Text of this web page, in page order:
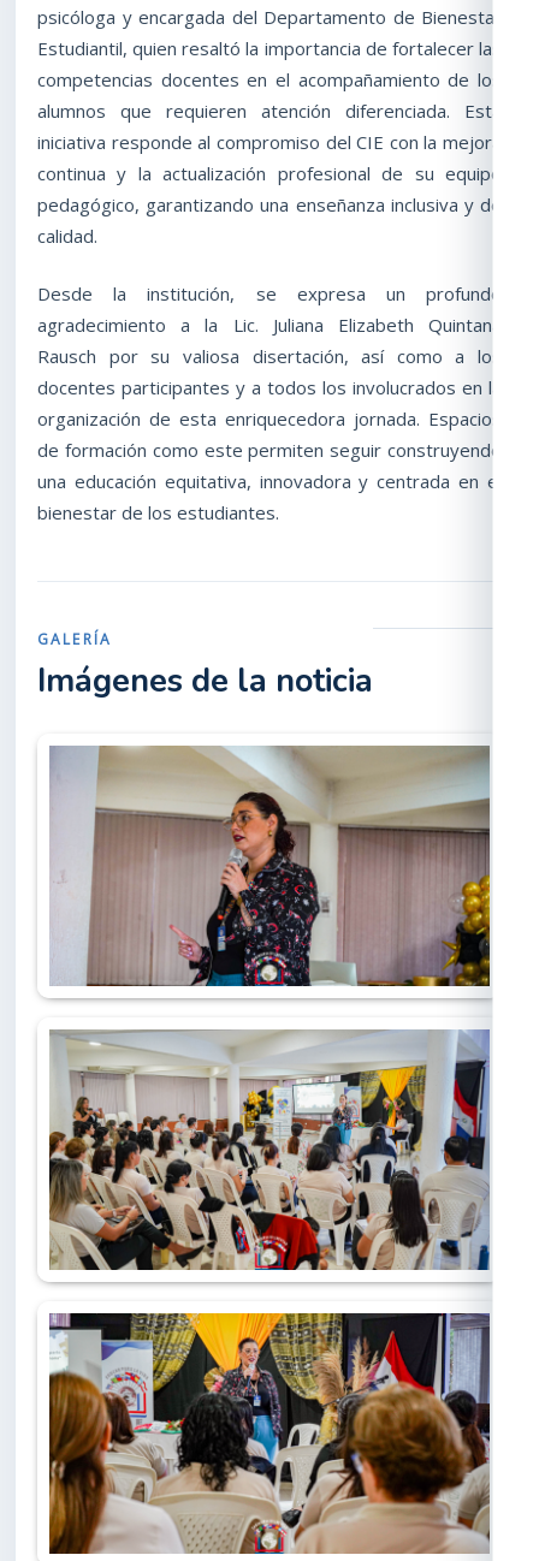
psicóloga y encargada del Departamento de Bienestar
Estudiantil, quien resaltó la importancia de fortalecer las
competencias docentes en el acompañamiento de los
alumnos que requieren atención diferenciada. Esta
iniciativa responde al compromiso del CIE con la mejora
continua y la actualización profesional de su equipo
pedagógico, garantizando una enseñanza inclusiva y de
calidad.
Desde la institución, se expresa un profundo
agradecimiento a la Lic. Juliana Elizabeth Quintana
Rausch por su valiosa disertación, así como a los
docentes participantes y a todos los involucrados en la
organización de esta enriquecedora jornada. Espacios
de formación como este permiten seguir construyendo
una educación equitativa, innovadora y centrada en el
bienestar de los estudiantes.
GALERÍA
Imágenes de la noticia